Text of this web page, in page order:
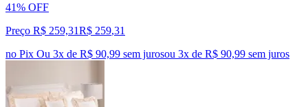
41% OFF
Preço R$ 259,31R$ 259,31
no Pix Ou 3x de R$ 90,99 sem jurosou 3x de R$ 90,99 sem juros